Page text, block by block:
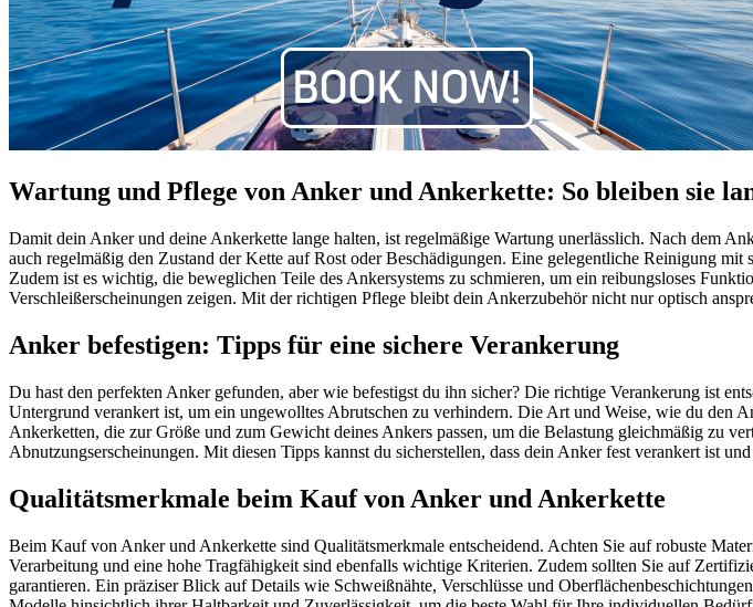
Wartung und Pflege von Anker und Ankerkette: So bleiben sie
Damit dein Anker und deine Ankerkette lange halten, ist regelmäßige Wartung unerlässlich. Nach dem
auch regelmäßig den Zustand der Kette auf Rost oder Beschädigungen. Eine gelegentliche Reinigung
Zudem ist es wichtig, die beweglichen Teile des Ankersystems zu schmieren, um ein reibungsloses
Verschleißerscheinungen zeigen. Mit der richtigen Pflege bleibt dein Ankerzubehör nicht nur optisch
Anker befestigen: Tipps für eine sichere Verankerung
Du hast den perfekten Anker gefunden, aber wie befestigst du ihn sicher? Die richtige Verankerung ist
Untergrund verankert ist, um ein ungewolltes Abrutschen zu verhindern. Die Art und Weise, wie du den
Ankerketten, die zur Größe und zum Gewicht deines Ankers passen, um die Belastung gleichmäßig zu
Abnutzungserscheinungen. Mit diesen Tipps kannst du sicherstellen, dass dein Anker fest verankert ist
Qualitätsmerkmale beim Kauf von Anker und Ankerkette
Beim Kauf von Anker und Ankerkette sind Qualitätsmerkmale entscheidend. Achten Sie auf robuste
Verarbeitung und eine hohe Tragfähigkeit sind ebenfalls wichtige Kriterien. Zudem sollten Sie auf
garantieren. Ein präziser Blick auf Details wie Schweißnähte, Verschlüsse und